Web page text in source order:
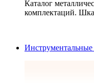
Каталог
комплектаций.
Инструментальные